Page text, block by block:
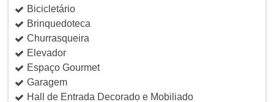
Bicicletário
Brinquedoteca
Churrasqueira
Elevador
Espaço Gourmet
Garagem
Hall de Entrada Decorado e Mobiliado